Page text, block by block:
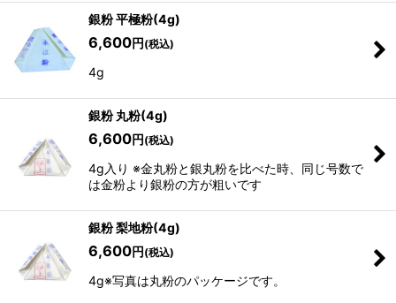
銀粉 平極粉(4g)
6,600円 (税込)
4g
銀粉 丸粉(4g)
6,600円 (税込)
4g入り ※金丸粉と銀丸粉を比べた時、同じ号数で
は金粉より銀粉の方が粗いです
銀粉 梨地粉(4g)
6,600円 (税込)
4g※写真は丸粉のパッケージです。